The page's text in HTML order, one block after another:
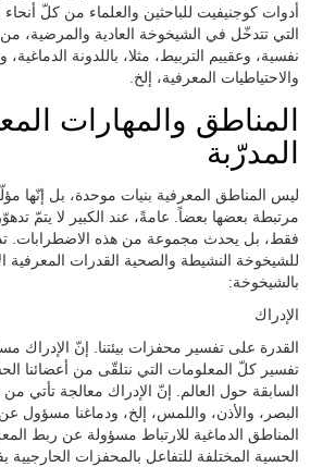
أدوات كوجنيفيت للباحثين والعلماء من كلّ أنحاء
التي تتدخّل في الشيخوخة العادية والمرضية،
نفسية، وعقييم التربيط، مثلا، باللدونة الدماغية،
والاحتياطيات المعرفية، إلخ.
المناطق والمهارات
المدرّبة
ليس المناطق المعرفية بنيات موحدة، بل إنّها
مرتبطة بعضها بعضاً. عامةً، عند الكبير لا يتمّ
فقط، بل يحدث مجموعة من هذه الاضطرابات.
للشيخوخة النشيطة والصحية القدرات المعرفية
بالشيخوخة:
الإدراك
القدرة على تفسير محفزات بيئتنا. إنّ
تفسير كلّ المعلومات التي نتلقّى من أعضائنا
السابقة حول العالم. إنّ الإدراك معالجة تأتي
البصر، والأذن، واللمس، إلخ، ودماغنا مسؤول
المناطق الدماغية للارتباط مسؤولة عن ربط
الحسية المختلفة للتفاعل بالمحفزات الحارجيية